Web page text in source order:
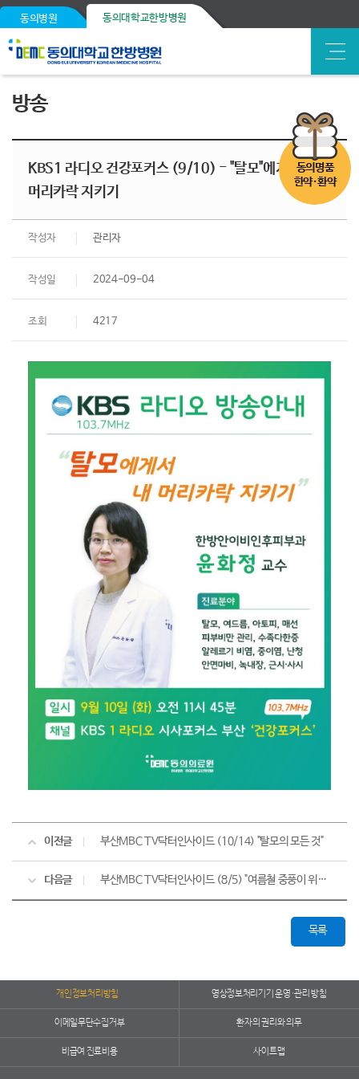
동의병원 동의대학교한방병원
동의명품
한약·환약
방송
KBS1 라디오 건강포커스 (9/10) - "탈모"에게서 내
머리카락 지키기
작성자 관리자
작성일 2024-09-04
조회 4217
이전글 부산MBC TV닥터인사이드 (10/14) "탈모의 모든 것"
다음글 부산MBC TV닥터인사이드 (8/5) "여름철 중풍이 위험한 이유"
목록
개인정보처리방침 영상정보처리기기 운영·관리 방침
이메일무단수집거부 환자의 권리와 의무
비급여 진료비용 사이트맵